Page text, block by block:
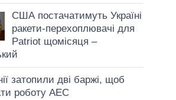
США постачатимуть Україні
ракети-перехоплювачі для
Patriot щомісяця –
затопили дві баржі, щоб
роботу АЕС